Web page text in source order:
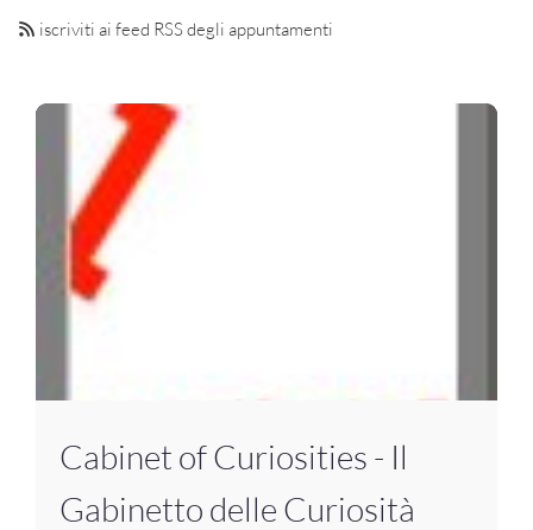
iscriviti ai feed RSS degli appuntamenti
Cabinet of Curiosities - Il
Gabinetto delle Curiosità